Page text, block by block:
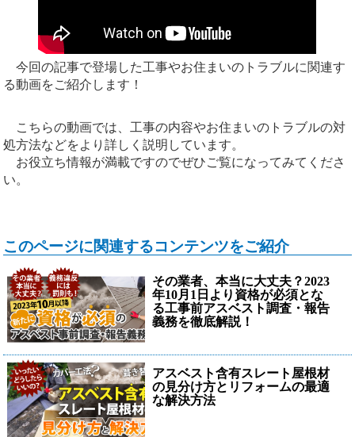
今回の記事で登場した工事やお住まいのトラブルに関連す
る動画をご紹介します！
こちらの動画では、工事の内容やお住まいのトラブルの対
処方法などをより詳しく説明しています。
お役立ち情報が満載ですのでぜひご覧になってみてくださ
い。
このページに関連するコンテンツをご紹介
その業者、本当に大丈夫？2023
年10月1日より資格が必須とな
る工事前アスベスト調査・報告
義務を徹底解説！
アスベスト含有スレート屋根材
の見分け方とリフォームの最適
な解決方法